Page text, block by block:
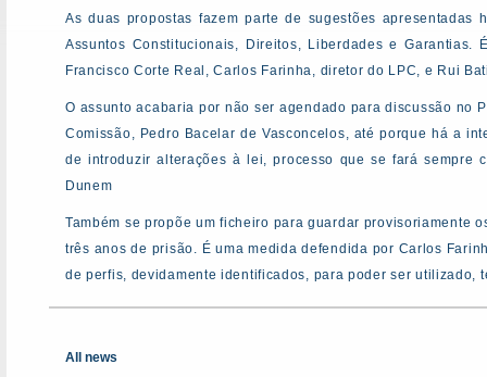
As duas propostas fazem parte de sugestões
Assuntos Constitucionais, Direitos, Liberdades e
Francisco Corte Real, Carlos Farinha, diretor do LPC, e Rui
O assunto acabaria por não ser agendado para discussão no
Comissão, Pedro Bacelar de Vasconcelos, até porque há a
de introduzir alterações à lei, processo que se fará sempre
Dunem
Também se propõe um ficheiro para guardar provisoriamente
três anos de prisão. É uma medida defendida por Carlos
de perfis, devidamente identificados, para poder ser utilizado,
All news